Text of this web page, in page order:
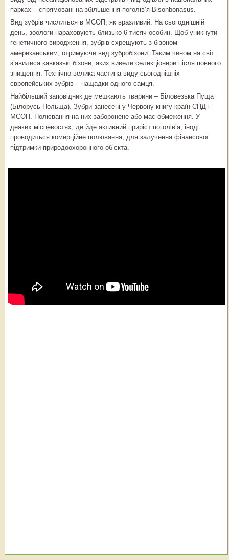
парках – спрямовані на збільшення поголів’я Вisоnbоnаsus.
Вид зубрів числиться в МСОП, як вразливий. На сьогоднішній
день, зоологи нараховують близько 6 тисяч особин. Щоб уникнути
генетичного виродження, зубрів схрещують з бізоном
американським, отримуючи вид зубробізони. Таким чином на світ
з’явилися кавказькі бізони, яких вивели селекціонери після повного
знищення. Технічно велика частина виду сьогоднішніх
європейських зубрів ­– нащадки одного самця.
Найбільший заповідник де мешкають тварини – Біловезька Пуща
(Білорусь-Польща). Зубри занесені у Червону книгу країн СНД і
МСОП. Полювання на них заборонене або має обмеження. У
деяких місцевостях, де йде активний приріст поголів’я, іноді
проводиться комерційне полювання, для залучення фінансової
підтримки природоохоронного об’єкта.